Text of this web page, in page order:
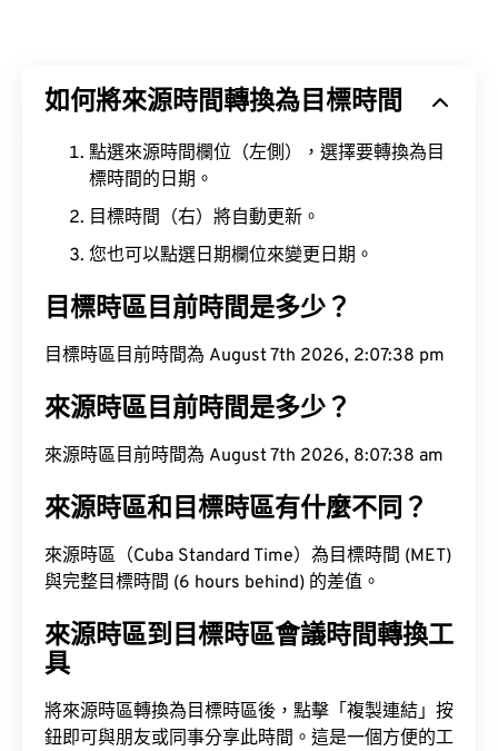
如何將來源時間轉換為目標時間
點選來源時間欄位（左側），選擇要轉換為目
標時間的日期。
目標時間（右）將自動更新。
您也可以點選日期欄位來變更日期。
目標時區目前時間是多少？
目標時區目前時間為 August 7th 2026, 2:07:39 pm
來源時區目前時間是多少？
來源時區目前時間為 August 7th 2026, 8:07:39 am
來源時區和目標時區有什麼不同？
來源時區（Cuba Standard Time）為目標時間 (MET)
與完整目標時間 (6 hours behind) 的差值。
來源時區到目標時區會議時間轉換工
具
將來源時區轉換為目標時區後，點擊「複製連結」按
鈕即可與朋友或同事分享此時間。這是一個方便的工